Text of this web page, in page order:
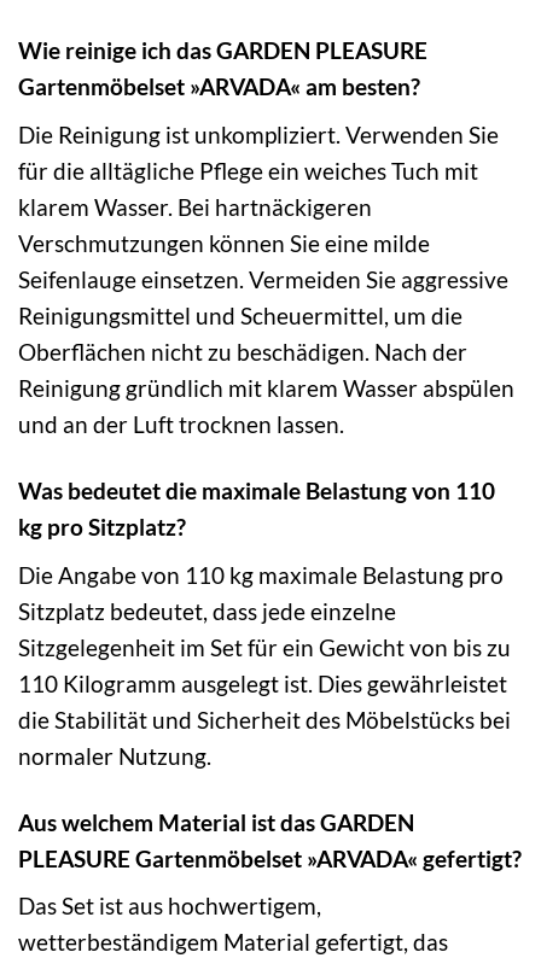
Wie reinige ich das GARDEN PLEASURE
Gartenmöbelset »ARVADA« am besten?
Die Reinigung ist unkompliziert. Verwenden Sie
für die alltägliche Pflege ein weiches Tuch mit
klarem Wasser. Bei hartnäckigeren
Verschmutzungen können Sie eine milde
Seifenlauge einsetzen. Vermeiden Sie aggressive
Reinigungsmittel und Scheuermittel, um die
Oberflächen nicht zu beschädigen. Nach der
Reinigung gründlich mit klarem Wasser abspülen
und an der Luft trocknen lassen.
Was bedeutet die maximale Belastung von 110
kg pro Sitzplatz?
Die Angabe von 110 kg maximale Belastung pro
Sitzplatz bedeutet, dass jede einzelne
Sitzgelegenheit im Set für ein Gewicht von bis zu
110 Kilogramm ausgelegt ist. Dies gewährleistet
die Stabilität und Sicherheit des Möbelstücks bei
normaler Nutzung.
Aus welchem Material ist das GARDEN
PLEASURE Gartenmöbelset »ARVADA« gefertigt?
Das Set ist aus hochwertigem,
wetterbeständigem Material gefertigt, das